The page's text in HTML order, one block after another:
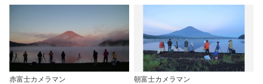
赤富士カメラマン 朝富士カメラマン